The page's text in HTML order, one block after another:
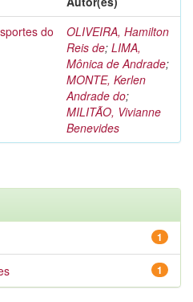
do
OLIVEIRA, Hamilton
Reis de; LIMA,
Mônica de Andrade;
MONTE, Kerlen
Andrade do;
MILITÃO, Vivianne
Benevides
1
1